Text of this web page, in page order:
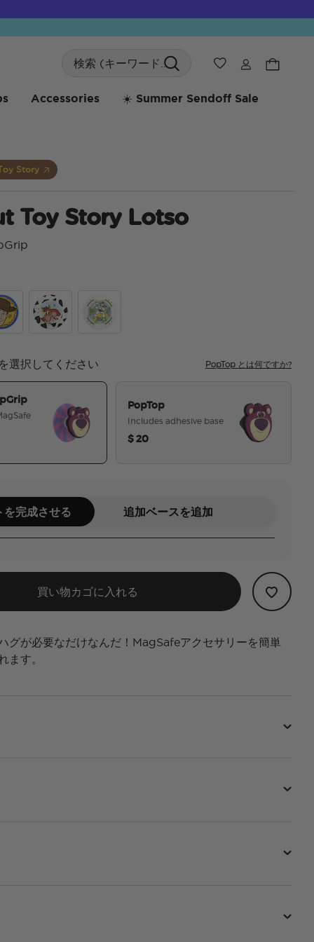
ウィッシュリス
Accessories ☀️ Summer Sendoff Sale
Story
Toy Story Lotso
選択してください PopTop とは何ですか?
PopTop
Includes adhesive base
$ 20
を完成させる 追加ベースを追加
買い物カゴに入れる
グが必要なだけなんだ！MagSafeアクセサリーを簡単
ます。